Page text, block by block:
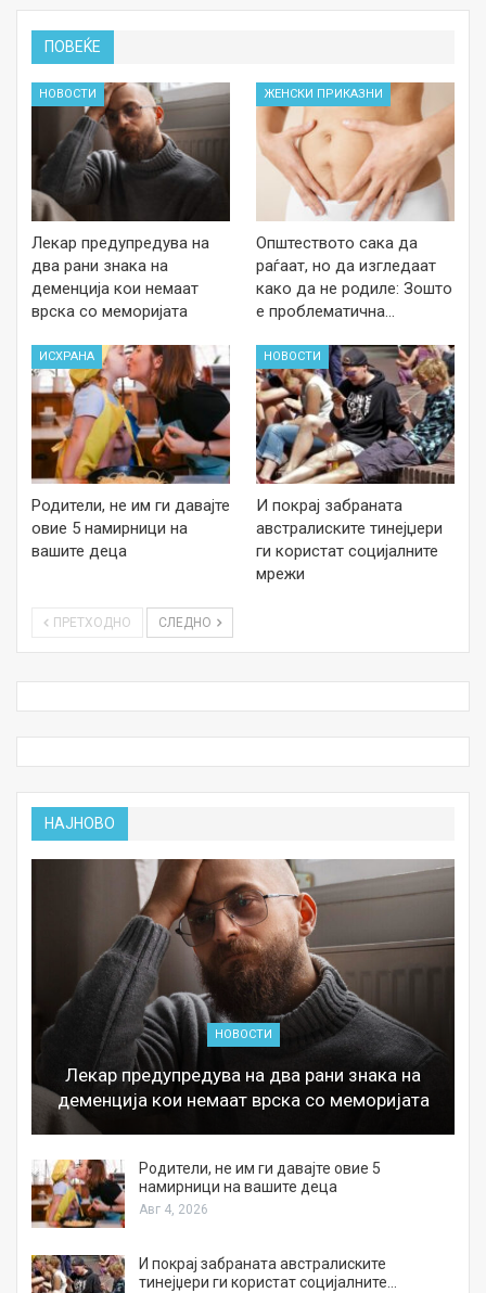
ПОВЕЌЕ
НОВОСТИ
Лекар предупредува на
два рани знака на
деменција кои немаат
врска со меморијата
ЖЕНСКИ ПРИКАЗНИ
Општеството сака да
раѓаат, но да изгледаат
како да не родиле: Зошто
е проблематична…
ИСХРАНА
Родители, не им ги давајте
овие 5 намирници на
вашите деца
НОВОСТИ
И покрај забраната
австралиските тинејџери
ги користат социјалните
мрежи
ПРЕТХОДНО СЛЕДНО
НАЈНОВО
НОВОСТИ
Лекар предупредува на два рани знака на
деменција кои немаат врска со меморијата
Родители, не им ги давајте овие 5
намирници на вашите деца
Авг 4, 2026
И покрај забраната австралиските
тинејџери ги користат социјалните…